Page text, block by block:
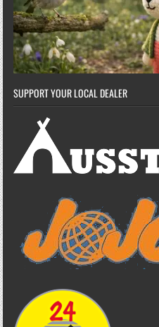
SUPPORT YOUR LOCAL DEALER